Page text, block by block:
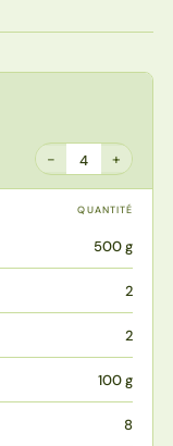
− 4 +
QUANTITÉ
500 g
2
2
100 g
8